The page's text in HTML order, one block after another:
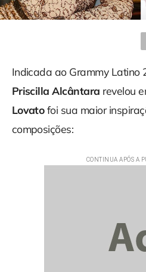
Indicada ao Grammy Latino
Priscilla Alcântara revelou
Lovatofoi sua maior
composições: